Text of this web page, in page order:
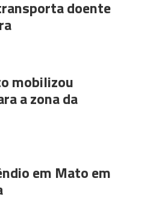
doente
mobilizou
a zona da
em Mato em